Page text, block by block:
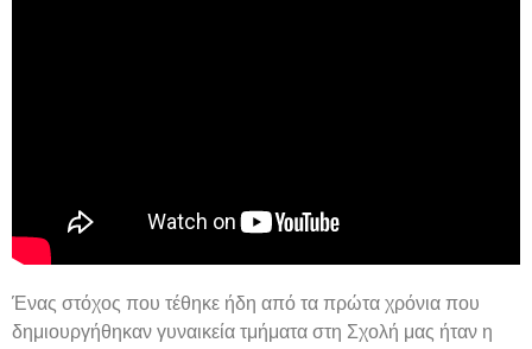
Ένας στόχος που τέθηκε ήδη από τα πρώτα χρόνια που
δημιουργήθηκαν γυναικεία τμήματα στη Σχολή μας ήταν η